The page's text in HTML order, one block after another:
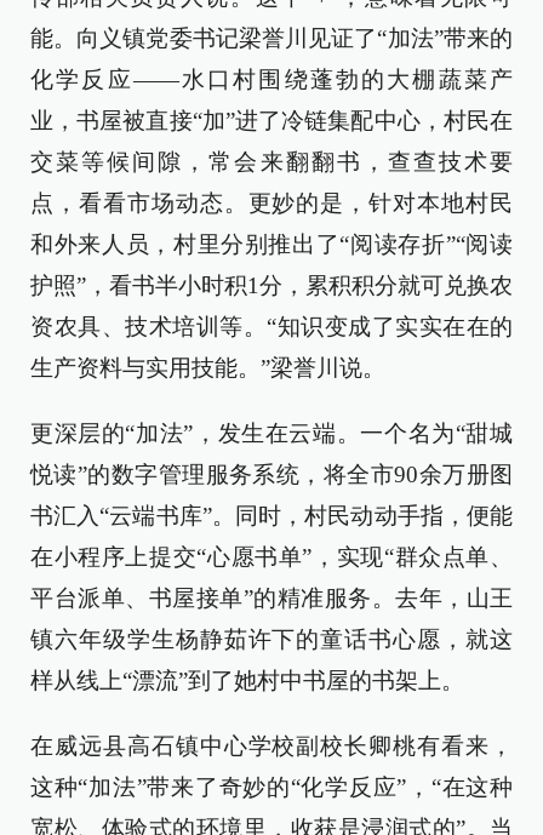
能。向义镇党委书记梁誉川见证了“加法”带来的
化学反应——水口村围绕蓬勃的大棚蔬菜产
业，书屋被直接“加”进了冷链集配中心，村民在
交菜等候间隙，常会来翻翻书，查查技术要
点，看看市场动态。更妙的是，针对本地村民
和外来人员，村里分别推出了“阅读存折”“阅读
护照”，看书半小时积1分，累积积分就可兑换农
资农具、技术培训等。“知识变成了实实在在的
生产资料与实用技能。”梁誉川说。
更深层的“加法”，发生在云端。一个名为“甜城
悦读”的数字管理服务系统，将全市90余万册图
书汇入“云端书库”。同时，村民动动手指，便能
在小程序上提交“心愿书单”，实现“群众点单、
平台派单、书屋接单”的精准服务。去年，山王
镇六年级学生杨静茹许下的童话书心愿，就这
样从线上“漂流”到了她村中书屋的书架上。
在威远县高石镇中心学校副校长卿桃有看来，
这种“加法”带来了奇妙的“化学反应”，“在这种
宽松、体验式的环境里，收获是浸润式的”。当